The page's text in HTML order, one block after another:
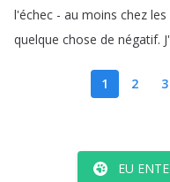
l'échec - au moins chez les
quelque chose de négatif.
1 2 3
EU